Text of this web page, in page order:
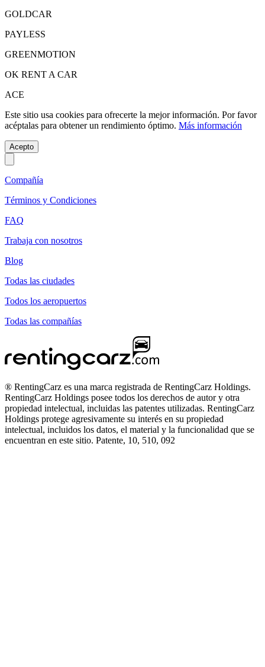
GOLDCAR
PAYLESS
GREENMOTION
OK RENT A CAR
ACE
Este sitio usa cookies para ofrecerte la mejor información. Por favor
acéptalas para obtener un rendimiento óptimo. Más información
Acepto
Compañía
Términos y Condiciones
FAQ
Trabaja con nosotros
Blog
Todas las ciudades
Todos los aeropuertos
Todas las compañías
® RentingCarz es una marca registrada de RentingCarz Holdings.
RentingCarz Holdings posee todos los derechos de autor y otra
propiedad intelectual, incluidas las patentes utilizadas. RentingCarz
Holdings protege agresivamente su interés en su propiedad
intelectual, incluidos los datos, el material y la funcionalidad que se
encuentran en este sitio. Patente, 10, 510, 092